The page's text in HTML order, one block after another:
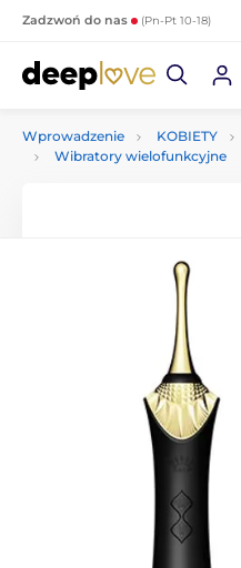
Zadzwoń do nas (Pn-Pt 10-18)
Wprowadzenie KOBIETY
Wibratory wielofunkcyjne